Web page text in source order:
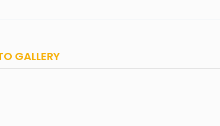
GALLERY